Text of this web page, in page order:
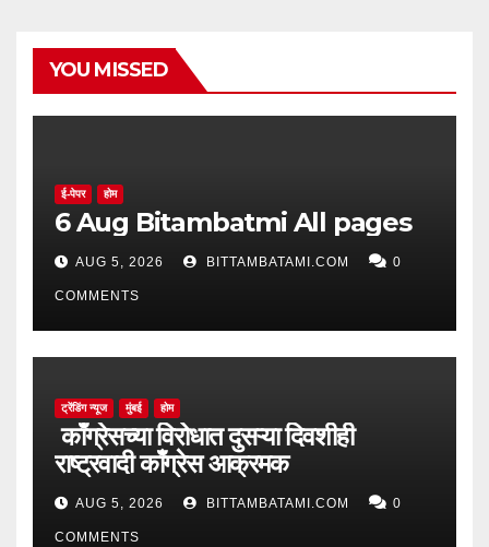
YOU MISSED
ई-पेपर होम
6 Aug Bitambatmi All pages
AUG 5, 2026 BITTAMBATAMI.COM 0
COMMENTS
ट्रेंडिंग न्यूज मुंबई होम
काँग्रेसच्या विरोधात दुसऱ्या दिवशीही
राष्ट्रवादी काँग्रेस आक्रमक
AUG 5, 2026 BITTAMBATAMI.COM 0
COMMENTS